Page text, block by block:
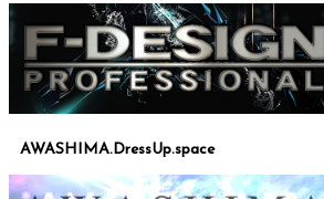
AWASHIMA.DressUp.space